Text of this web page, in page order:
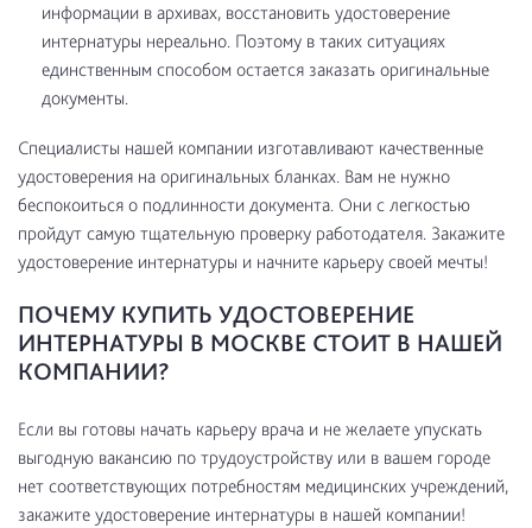
информации в архивах, восстановить удостоверение
интернатуры нереально. Поэтому в таких ситуациях
единственным способом остается заказать оригинальные
документы.
Специалисты нашей компании изготавливают качественные
удостоверения на оригинальных бланках. Вам не нужно
беспокоиться о подлинности документа. Они с легкостью
пройдут самую тщательную проверку работодателя. Закажите
удостоверение интернатуры и начните карьеру своей мечты!
ПОЧЕМУ КУПИТЬ УДОСТОВЕРЕНИЕ
ИНТЕРНАТУРЫ В МОСКВЕ СТОИТ В НАШЕЙ
КОМПАНИИ?
Если вы готовы начать карьеру врача и не желаете упускать
выгодную вакансию по трудоустройству или в вашем городе
нет соответствующих потребностям медицинских учреждений,
закажите удостоверение интернатуры в нашей компании!